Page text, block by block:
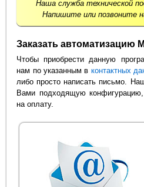
Наша служба технической
Напишите или позвоните
Заказать автоматизацию
Чтобы приобрести данную
нам по указанным в контактных
либо просто написать письмо.
Вами подходящую конфигурацию,
на оплату.